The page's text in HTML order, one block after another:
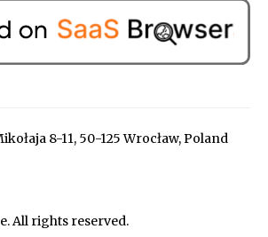
8-11, 50-125 Wrocław, Poland
All rights reserved.